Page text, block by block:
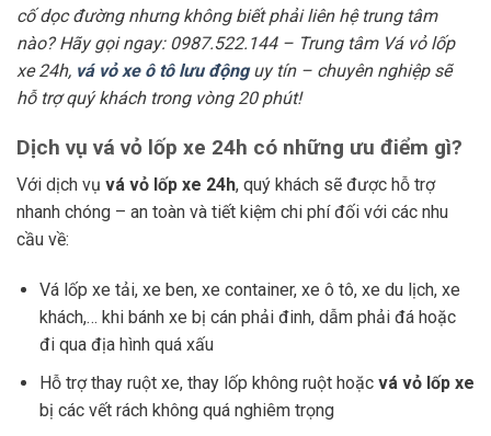
cố dọc đường nhưng không biết phải liên hệ trung tâm
nào? Hãy gọi ngay: 0987.522.144 – Trung tâm Vá vỏ lốp
xe 24h, vá vỏ xe ô tô lưu độnguy tín – chuyên nghiệp sẽ
hỗ trợ quý khách trong vòng 20 phút!
Dịch vụ vá vỏ lốp xe 24h có những ưu điểm gì?
Với dịch vụ vá vỏ lốp xe 24h, quý khách sẽ được hỗ trợ
nhanh chóng – an toàn và tiết kiệm chi phí đối với các nhu
cầu về:
Vá lốp xe tải, xe ben, xe container, xe ô tô, xe du lịch, xe
khách,… khi bánh xe bị cán phải đinh, dẫm phải đá hoặc
đi qua địa hình quá xấu
Hỗ trợ thay ruột xe, thay lốp không ruột hoặc vá vỏ lốp xe
bị các vết rách không quá nghiêm trọng